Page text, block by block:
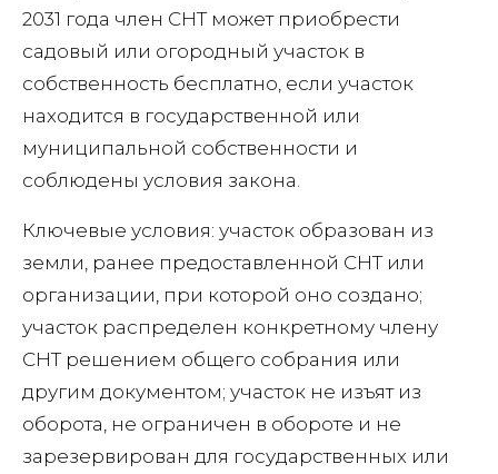
2031 года член СНТ может приобрести
садовый или огородный участок в
собственность бесплатно, если участок
находится в государственной или
муниципальной собственности и
соблюдены условия закона.
Ключевые условия: участок образован из
земли, ранее предоставленной СНТ или
организации, при которой оно создано;
участок распределен конкретному члену
СНТ решением общего собрания или
другим документом; участок не изъят из
оборота, не ограничен в обороте и не
зарезервирован для государственных или